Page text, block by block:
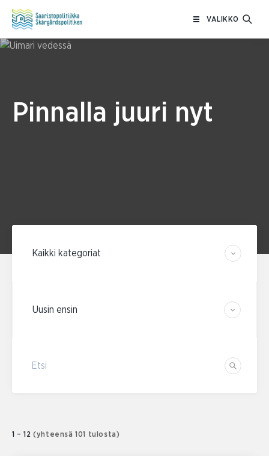
VALIKKO
Pinnalla juuri nyt
Etsi
1 – 12 (yhteensä 101 tulosta)